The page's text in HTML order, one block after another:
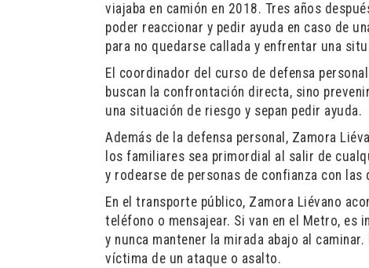
viajaba en camión en 2018. Tres años
poder reaccionar y pedir ayuda en caso de
para no quedarse callada y enfrentar una
El coordinador del curso de defensa
buscan la confrontación directa, sino
una situación de riesgo y sepan pedir ayuda.
Además de la defensa personal, Zamora
los familiares sea primordial al salir de
y rodearse de personas de confianza con las
En el transporte público, Zamora Liévano
teléfono o mensajear. Si van en el Metro, es
y nunca mantener la mirada abajo al
víctima de un ataque o asalto.